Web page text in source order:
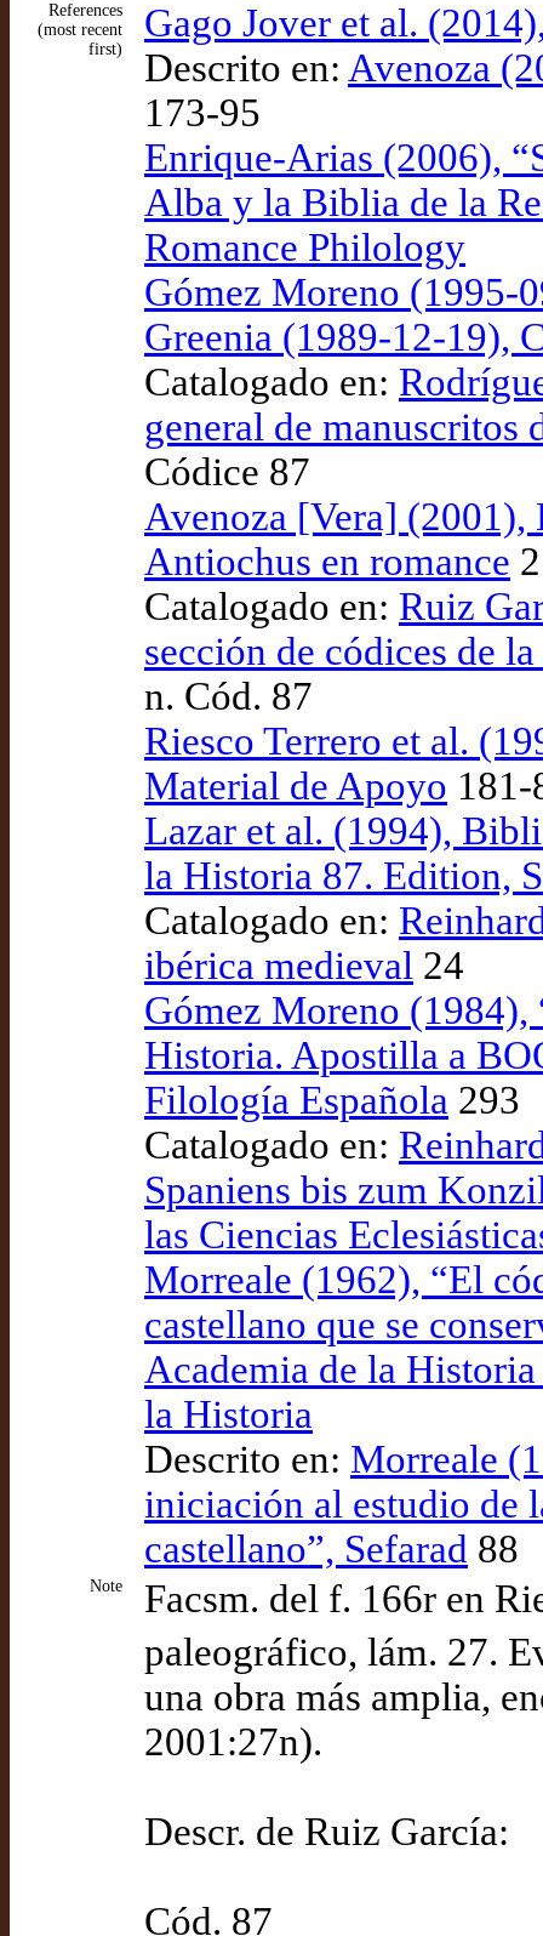
References
(most recent
first)
Gago Jover et al.
Descrito en: Avenoza
173-95
Enrique-Arias (2006),
Alba y la Biblia de la
Romance Philology
Gómez Moreno (1995-
Greenia (1989-12-19),
Catalogado en:
general de manuscritos
Códice 87
Avenoza [Vera]
Antiochus en romance
Catalogado en: Ruiz
sección de códices de
n. Cód. 87
Riesco Terrero et al.
Material de Apoyo 181-
Lazar et al. (1994),
la Historia 87. Edition,
Catalogado en:
ibérica medieval 24
Gómez Moreno (1984),
Historia. Apostilla a
Filología Española 293
Catalogado en:
Spaniens bis zum
las Ciencias
Morreale (1962), “El
castellano que se
Academia de la
la Historia
Descrito en: Morreale
iniciación al estudio de
castellano”, Sefarad 88
Note
Facsm. del f. 166r en
paleográfico, lám. 27.
una obra más amplia,
2001:27n).
Descr. de Ruiz García:
Cód. 87